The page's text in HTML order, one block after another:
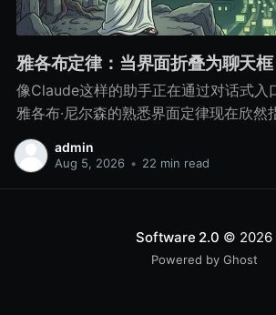
雅各布定律：当界面折叠为聊天框
像Claude这样的助手正在通过对话式入
雅各布·尼尔森的熟悉界面定律现在欣然
admin
Aug 5, 2026 • 22 min read
Software 2.0 © 2026
Powered by Ghost